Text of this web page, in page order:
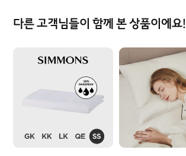
다른 고객님들이 함께 본 상품이에요!